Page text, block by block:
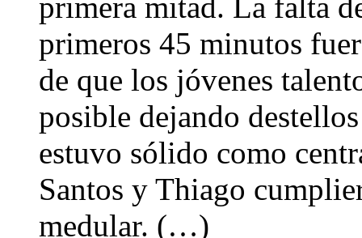
primeros 45 minutos
de que los jóvenes
posible dejando
estuvo sólido como
Santos y Thiago
medular. (…)